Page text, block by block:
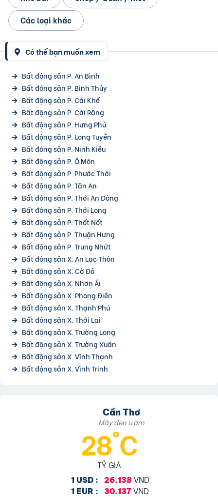
Các loại khác
Có thể bạn muốn xem
Bất động sản P. An Bình
Bất động sản P. Bình Thủy
Bất động sản P. Cái Khế
Bất động sản P. Cái Răng
Bất động sản P. Hưng Phú
Bất động sản P. Long Tuyền
Bất động sản P. Ninh Kiều
Bất động sản P. Ô Môn
Bất động sản P. Phước Thới
Bất động sản P. Tân An
Bất động sản P. Thới An Đông
Bất động sản P. Thới Long
Bất động sản P. Thốt Nốt
Bất động sản P. Thuận Hưng
Bất động sản P. Trung Nhứt
Bất động sản X. An Lạc Thôn
Bất động sản X. Cờ Đỏ
Bất động sản X. Nhơn Ái
Bất động sản X. Phong Điền
Bất động sản X. Thạnh Phú
Bất động sản X. Thới Lai
Bất động sản X. Trường Long
Bất động sản X. Trường Xuân
Bất động sản X. Vĩnh Thạnh
Bất động sản X. Vĩnh Trinh
Cần Thơ
Mây đen u ám
28°C
TỶ GIÁ
1 USD : 26.138VND
1 EUR : 30.137 VND